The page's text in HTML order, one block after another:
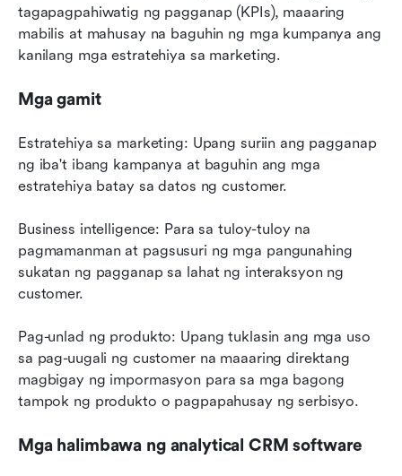
tagapagpahiwatig ng pagganap (KPIs), maaaring
mabilis at mahusay na baguhin ng mga kumpanya ang
kanilang mga estratehiya sa marketing.
Mga gamit
Estratehiya sa marketing: Upang suriin ang pagganap
ng iba't ibang kampanya at baguhin ang mga
estratehiya batay sa datos ng customer.
Business intelligence: Para sa tuloy-tuloy na
pagmamanman at pagsusuri ng mga pangunahing
sukatan ng pagganap sa lahat ng interaksyon ng
customer.
Pag-unlad ng produkto: Upang tuklasin ang mga uso
sa pag-uugali ng customer na maaaring direktang
magbigay ng impormasyon para sa mga bagong
tampok ng produkto o pagpapahusay ng serbisyo.
Mga halimbawa ng analytical CRM software